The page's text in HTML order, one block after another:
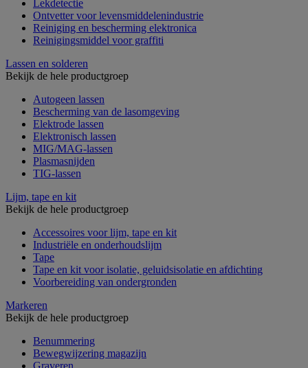
Lekdetectie
Ontvetter voor levensmiddelenindustrie
Reiniging en bescherming elektronica
Reinigingsmiddel voor graffiti
Lassen en solderen
Bekijk de hele productgroep
Autogeen lassen
Bescherming van de lasomgeving
Elektrode lassen
Elektronisch lassen
MIG/MAG-lassen
Plasmasnijden
TIG-lassen
Lijm, tape en kit
Bekijk de hele productgroep
Accessoires voor lijm, tape en kit
Industriële en onderhoudslijm
Tape
Tape en kit voor isolatie, geluidsisolatie en afdichting
Voorbereiding van ondergronden
Markeren
Bekijk de hele productgroep
Benummering
Bewegwijzering magazijn
Graveren